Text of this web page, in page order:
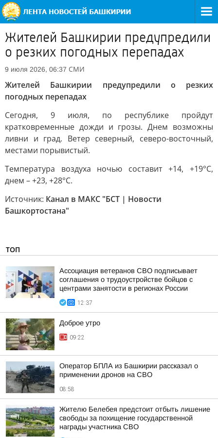
Жителей Башкирии предупредили
о резких погодных перепадах
9 июля 2026, 06:37 СМИ
Жителей Башкирии предупредили о резких
погодных перепадах
Сегодня, 9 июля, по республике пройдут
кратковременные дожди и грозы. Днем возможны
ливни и град. Ветер северный, северо-восточный,
местами порывистый.
Температура воздуха ночью составит +14, +19°С,
днем – +23, +28°С.
Источник: Канал в МАКС "БСТ | Новости
Башкортостана"
ТОП
Ассоциация ветеранов СВО подписывает
соглашения о трудоустройстве бойцов с
центрами занятости в регионах России
12:37
Доброе утро
09:22
Оператор БПЛА из Башкирии рассказал о
применении дронов на СВО
08:58
Жителю Белебея предстоит отбыть лишение
свободы за похищение государственной
награды участника СВО